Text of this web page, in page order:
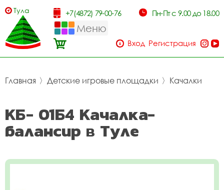
Тула +7(4872) 79-00-76 Пн-Пт с 9.00 до 18.00
Меню
Вход Регистрация
Главная 〉 Детские игровые площадки 〉 Качалки
КБ- 01Б4 Качалка-
балансир в Туле